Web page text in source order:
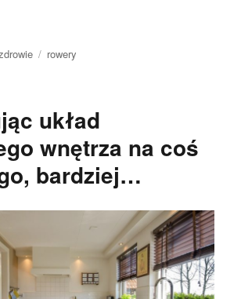
Tagi
rowery
układ
wnętrza na coś
bardziej…